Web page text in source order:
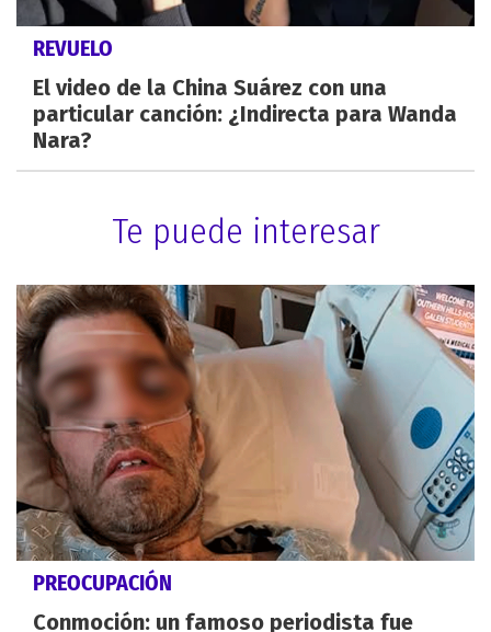
REVUELO
El video de la China Suárez con una
particular canción: ¿Indirecta para Wanda
Nara?
Te puede interesar
PREOCUPACIÓN
Conmoción: un famoso periodista fue